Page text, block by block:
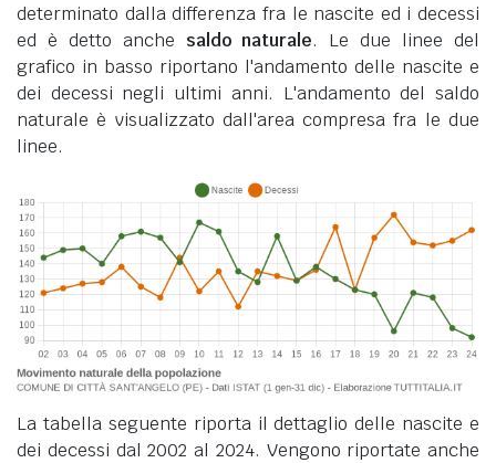
determinato dalla differenza fra le nascite ed i decessi
ed è detto anche saldo naturale. Le due linee del
grafico in basso riportano l'andamento delle nascite e
dei decessi negli ultimi anni. L'andamento del saldo
naturale è visualizzato dall'area compresa fra le due
linee.
La tabella seguente riporta il dettaglio delle nascite e
dei decessi dal 2002 al 2024. Vengono riportate anche